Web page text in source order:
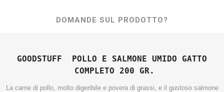
DOMANDE SUL PRODOTTO?
GOODSTUFF POLLO E SALMONE UMIDO GATTO
COMPLETO 200 GR.
La carne di pollo, molto digeribile e povera di grassi, e il gustoso salmone